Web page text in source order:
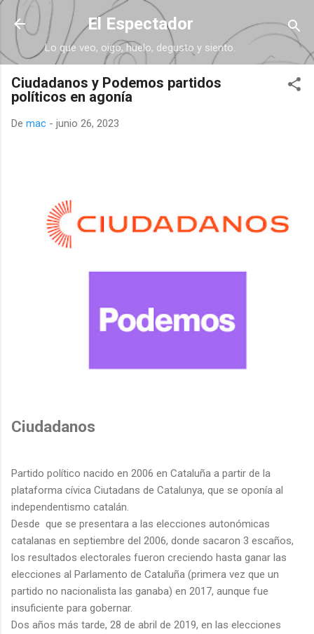
Ir al contenido principal
El Espectador
Lo que veo, oigo, huelo, degusto y siento.
Ciudadanos y Podemos partidos
políticos en agonía
De mac - junio 26, 2023
Ciudadanos
Partido político nacido en 2006 en Cataluña a partir de la
plataforma cívica Ciutadans de Catalunya, que se oponía al
independentismo catalán.
Desde que se presentara a las elecciones autonómicas
catalanas en septiembre del 2006, donde sacaron 3 escaños,
los resultados electorales fueron creciendo hasta ganar las
elecciones al Parlamento de Cataluña (primera vez que un
partido no nacionalista las ganaba) en 2017, aunque fue
insuficiente para gobernar.
Dos años más tarde, 28 de abril de 2019, en las elecciones